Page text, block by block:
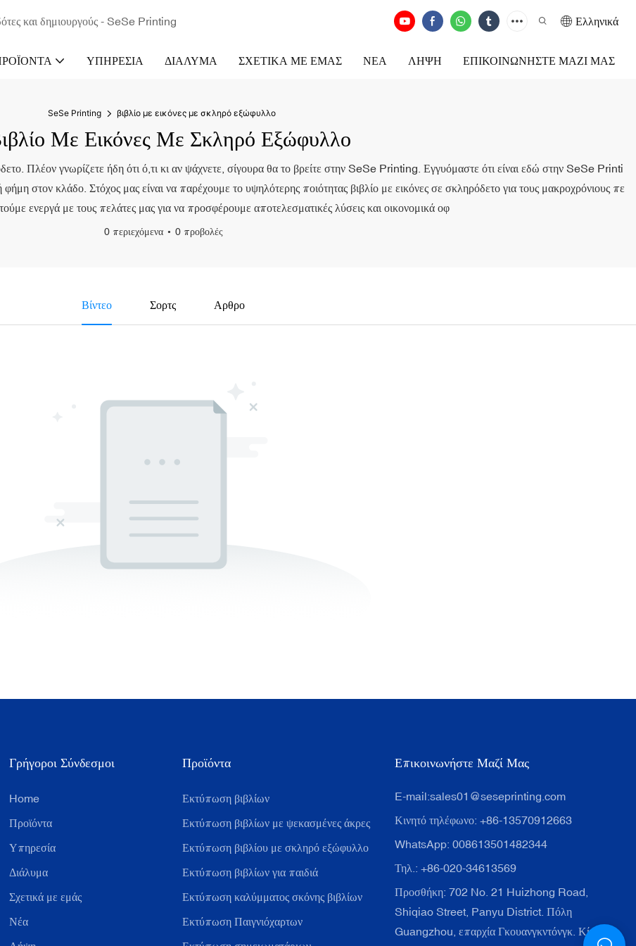
και δημιουργούς - SeSe Printing Ελληνικά
ΥΠΗΡΕΣΊΑ ΔΙΆΛΥΜΑ ΣΧΕΤΙΚΆ ΜΕ ΕΜΆΣ ΝΈΑ ΛΉΨΗ ΕΠΙΚΟΙΝΩΝΉΣΤΕ ΜΑΖΊ ΜΑΣ
SeSe Printing βιβλίο με εικόνες με σκληρό εξώφυλλο
Με Εικόνες Με Σκληρό Εξώφυλλο
Πλέον γνωρίζετε ήδη ότι ό,τι κι αν ψάχνετε, σίγουρα θα το βρείτε στην SeSe Printing. Εγγυόμαστε ότι είναι εδώ στην SeSe Printi
στον κλάδο. Στόχος μας είναι να παρέχουμε το υψηλότερης ποιότητας βιβλίο με εικόνες σε σκληρόδετο για τους μακροχρόνιους πε
ενεργά με τους πελάτες μας για να προσφέρουμε αποτελεσματικές λύσεις και οικονομικά οφ
0 περιεχόμενα 0 προβολές
Βίντεο Σορτς Αρθρο
Γρήγοροι Σύνδεσμοι
Home
Προϊόντα
Υπηρεσία
Διάλυμα
Σχετικά με εμάς
Νέα
Προϊόντα
Εκτύπωση βιβλίων
Εκτύπωση βιβλίων με ψεκασμένες άκρες
Εκτύπωση βιβλίου με σκληρό εξώφυλλο
Εκτύπωση βιβλίων για παιδιά
Εκτύπωση καλύμματος σκόνης βιβλίων
Εκτύπωση Παιγνιόχαρτων
Επικοινωνήστε Μαζί Μας
E-mail:sales01@seseprinting.com
Κινητό τηλέφωνο: +86-13570912663
WhatsApp: 008613501482344
Τηλ.: +86-020-34613569
Προσθήκη: 702 No. 21 Huizhong Road,
Shiqiao Street, Panyu District. Πόλη
Guangzhou, επαρχία Γκουανγκντόνγκ. Κίνα